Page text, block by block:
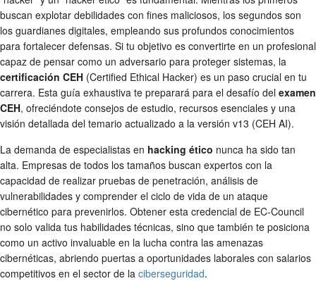
buscan explotar debilidades con fines maliciosos, los segundos son
los guardianes digitales, empleando sus profundos conocimientos
para fortalecer defensas. Si tu objetivo es convertirte en un profesional
capaz de pensar como un adversario para proteger sistemas, la
certificación CEH (Certified Ethical Hacker) es un paso crucial en tu
carrera. Esta guía exhaustiva te preparará para el desafío del examen
CEH, ofreciéndote consejos de estudio, recursos esenciales y una
visión detallada del temario actualizado a la versión v13 (CEH AI).
La demanda de especialistas en hacking ético nunca ha sido tan
alta. Empresas de todos los tamaños buscan expertos con la
capacidad de realizar pruebas de penetración, análisis de
vulnerabilidades y comprender el ciclo de vida de un ataque
cibernético para prevenirlos. Obtener esta credencial de EC-Council
no solo valida tus habilidades técnicas, sino que también te posiciona
como un activo invaluable en la lucha contra las amenazas
cibernéticas, abriendo puertas a oportunidades laborales con salarios
competitivos en el sector de la ciberseguridad.